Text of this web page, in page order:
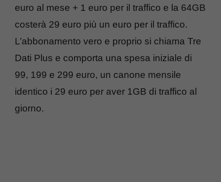
euro al mese + 1 euro per il traffico e la 64GB
costerà 29 euro più un euro per il traffico.
L’abbonamento vero e proprio si chiama Tre
Dati Plus e comporta una spesa iniziale di
99, 199 e 299 euro, un canone mensile
identico i 29 euro per aver 1GB di traffico al
giorno.